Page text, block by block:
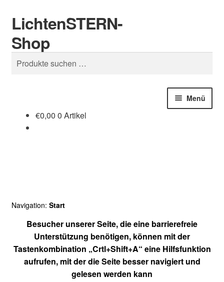
Zur
Navigation
springen
Zum
Inhalt
springen
LichtenSTERN-
Shop
Suchen
nach:
Suchen
Menü
€0,00 0 Artikel
Navigation: Start
Besucher unserer Seite, die eine barrierefreie
Unterstützung benötigen, können mit der
Tastenkombination „Crtl+Shift+A“ eine Hilfsfunktion
aufrufen, mit der die Seite besser navigiert und
gelesen werden kann